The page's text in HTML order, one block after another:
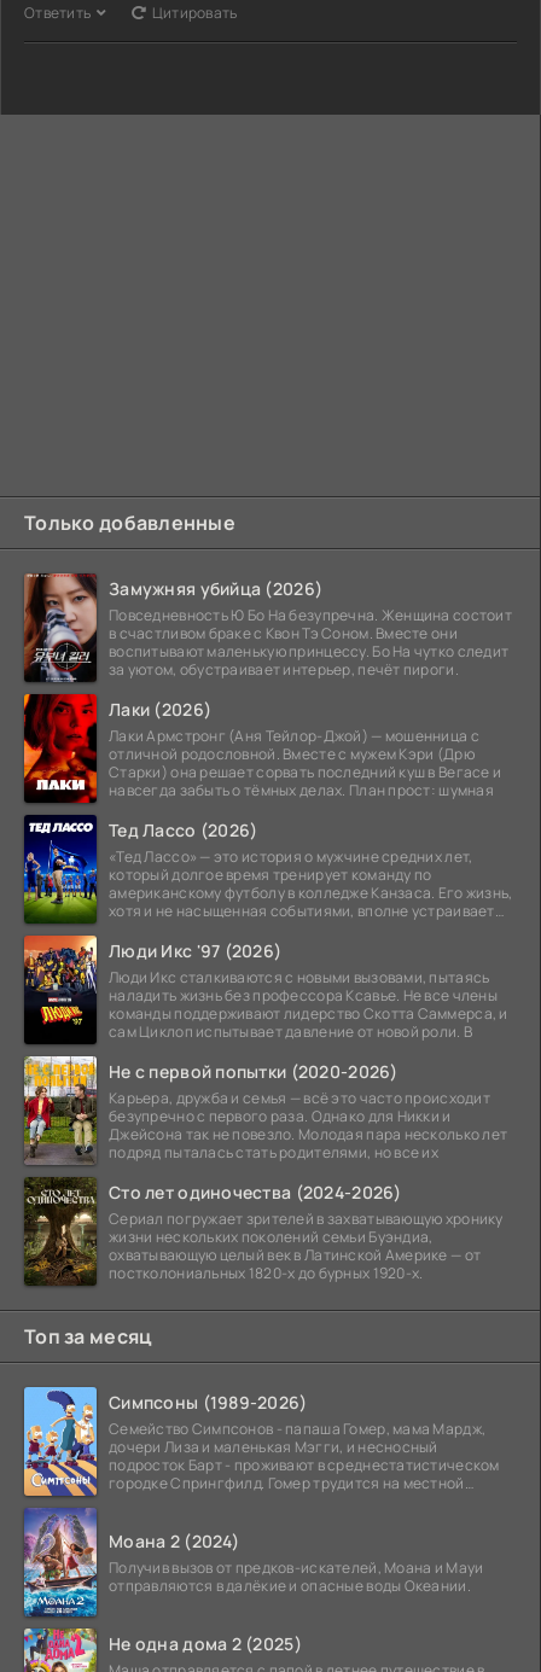
Ответить Цитировать
Только добавленные
Замужняя убийца (2026)
Повседневность Ю Бо На безупречна. Женщина состоит
в счастливом браке с Квон Тэ Соном. Вместе они
воспитывают маленькую принцессу. Бо На чутко следит
за уютом, обустраивает интерьер, печёт пироги.
Лаки (2026)
Лаки Армстронг (Аня Тейлор-Джой) — мошенница с
отличной родословной. Вместе с мужем Кэри (Дрю
Старки) она решает сорвать последний куш в Вегасе и
навсегда забыть о тёмных делах. План прост: шумная
Тед Лассо (2026)
«Тед Лассо» — это история о мужчине средних лет,
который долгое время тренирует команду по
американскому футболу в колледже Канзаса. Его жизнь,
хотя и не насыщенная событиями, вполне устраивает
Люди Икс '97 (2026)
Люди Икс сталкиваются с новыми вызовами, пытаясь
наладить жизнь без профессора Ксавье. Не все члены
команды поддерживают лидерство Скотта Саммерса, и
сам Циклоп испытывает давление от новой роли. В
Не с первой попытки (2020-2026)
Карьера, дружба и семья — всё это часто происходит
безупречно с первого раза. Однако для Никки и
Джейсона так не повезло. Молодая пара несколько лет
подряд пыталась стать родителями, но все их
Сто лет одиночества (2024-2026)
Сериал погружает зрителей в захватывающую хронику
жизни нескольких поколений семьи Буэндиа,
охватывающую целый век в Латинской Америке — от
постколониальных 1820-х до бурных 1920-х.
Топ за месяц
Симпсоны (1989-2026)
Семейство Симпсонов - папаша Гомер, мама Мардж,
дочери Лиза и маленькая Мэгги, и несносный
подросток Барт - проживают в среднестатистическом
городке Спрингфилд. Гомер трудится на местной
Моана 2 (2024)
Получив вызов от предков-искателей, Моана и Мауи
отправляются в далёкие и опасные воды Океании.
Не одна дома 2 (2025)